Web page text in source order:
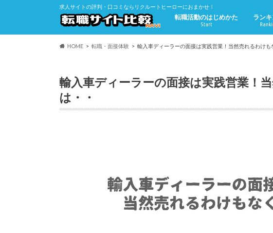
求人サイトの評判・口コミならリクルートヒーローにおまかせ！
転職活動のはじめかた
Start
ラン
HOME 転職・面接体験 輸入車ディーラーの面接は実践営業！当然売れるわけも
輸入車ディーラーの面接は実践営業！
は・・